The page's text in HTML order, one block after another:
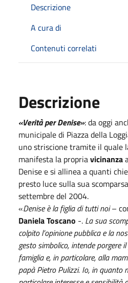
Descrizione
A cura di
Contenuti correlati
Descrizione
«Verità per Denise»: da oggi
municipale di Piazza della
uno striscione tramite il quale
manifesta la propriavicinanza
Denise e si allinea a quanti
presto luce sulla sua
settembre del 2004.
«Denise è la figlia di tutti noi–
Daniela Toscano -. La sua
colpito l’opinione pubblica e la
gesto simbolico, intende porgere
famiglia e, in particolare, alla
papà Pietro Pulizzi. Io, in quanto